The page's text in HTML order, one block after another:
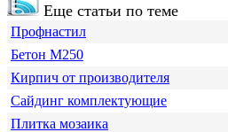
Еще статьи по теме
Профнастил
Бетон М250
Кирпич от производителя
Сайдинг комплектующие
Плитка мозаика